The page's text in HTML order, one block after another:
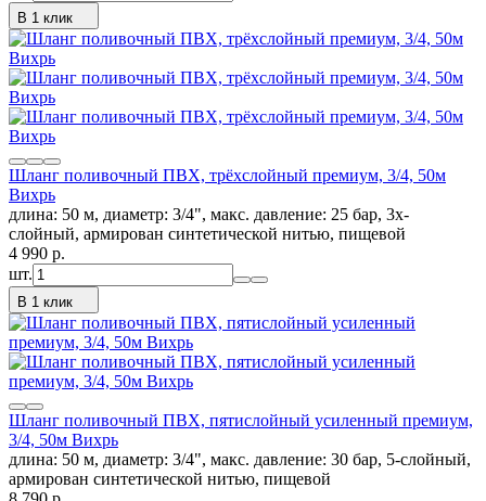
В 1 клик
Шланг поливочный ПВХ, трёхслойный премиум, 3/4, 50м
Вихрь
длина: 50 м, диаметр: 3/4", макс. давление: 25 бар, 3х-
слойный, армирован синтетической нитью, пищевой
4 990 p.
шт.
В 1 клик
Шланг поливочный ПВХ, пятислойный усиленный премиум,
3/4, 50м Вихрь
длина: 50 м, диаметр: 3/4", макс. давление: 30 бар, 5-слойный,
армирован синтетической нитью, пищевой